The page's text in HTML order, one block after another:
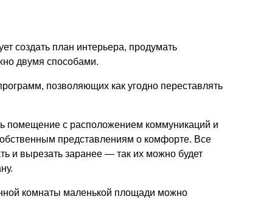
создать план интерьера, продумать
двумя способами.
позволяющих как угодно переставлять
помещение с расположением коммуникаций и
представлениям о комфорте. Все
и вырезать заранее — так их можно будет
комнаты маленькой площади можно